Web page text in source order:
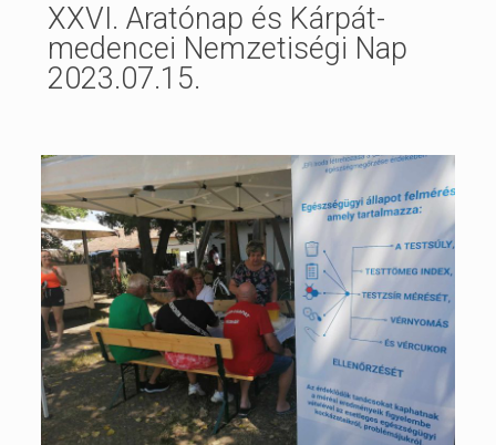
XXVI. Aratónap és Kárpát-
medencei Nemzetiségi Nap
2023.07.15.